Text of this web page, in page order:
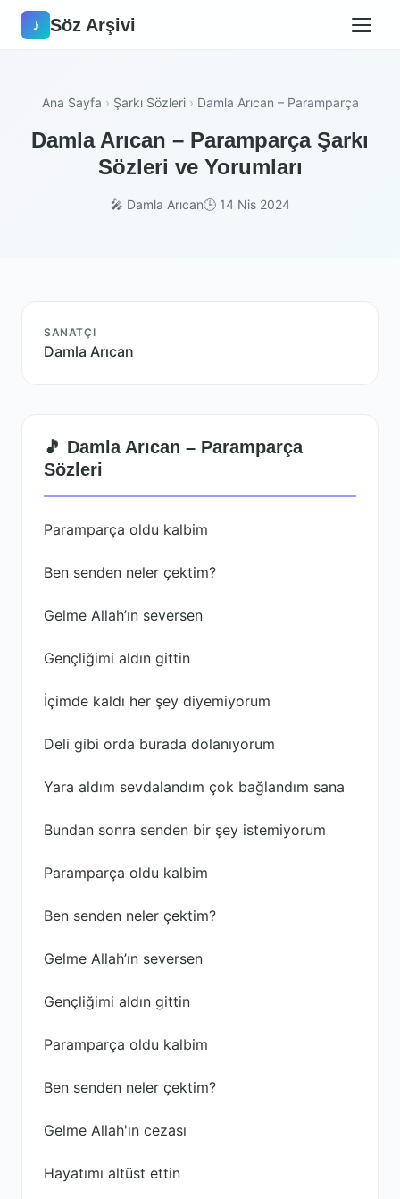
♪ Söz Arşivi
Ana Sayfa › Şarkı Sözleri › Damla Arıcan – Paramparça
Damla Arıcan – Paramparça Şarkı
Sözleri ve Yorumları
🎤 Damla Arıcan🕒 14 Nis 2024
SANATÇI
Damla Arıcan
🎵 Damla Arıcan – Paramparça
Sözleri
Paramparça oldu kalbim
Ben senden neler çektim?
Gelme Allah’ın seversen
Gençliğimi aldın gittin
İçimde kaldı her şey diyemiyorum
Deli gibi orda burada dolanıyorum
Yara aldım sevdalandım çok bağlandım sana
Bundan sonra senden bir şey istemiyorum
Paramparça oldu kalbim
Ben senden neler çektim?
Gelme Allah’ın seversen
Gençliğimi aldın gittin
Paramparça oldu kalbim
Ben senden neler çektim?
Gelme Allah'ın cezası
Hayatımı altüst ettin